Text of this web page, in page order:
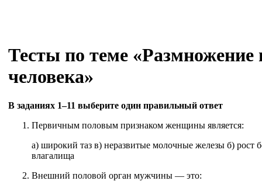
Тесты по теме «Размножение
человека»
В заданиях 1–11 выберите один правильный ответ
Первичным половым признаком женщины является:
а) широкий таз в) неразвитые молочные железы б) рост
влагалища
Внешний половой орган мужчины — это: